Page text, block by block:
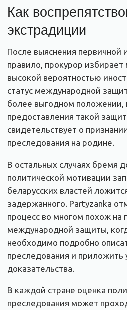
Как
экстрадиции
После выяснения первичной
правило, прокурор избирает
высокой вероятностью
статус международной
более выгодном положении,
предоставления такой
свидетельствует о
преследования на родине.
В остальных случаях бремя
политической мотивации
беларусских властей
задержанного. Partyzanka
процесс во многом похож на
международной защиты,
необходимо подробно
преследования и приложить
доказательства.
В каждой стране оценка
преследования может